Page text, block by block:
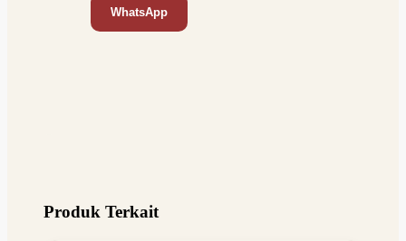
WhatsApp
Produk Terkait